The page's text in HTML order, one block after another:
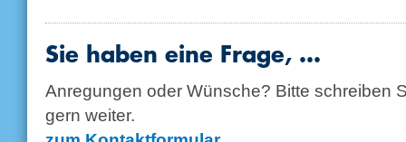
Sie haben eine Frage, …
Anregungen oder Wünsche? Bitte schreiben
gern weiter.